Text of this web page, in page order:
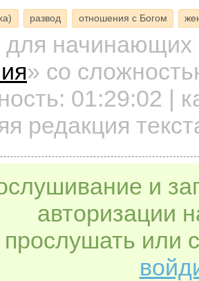
развод отношения с Богом
для начинающих
» со
01:29:02 |
редакция
и
авторизации
или